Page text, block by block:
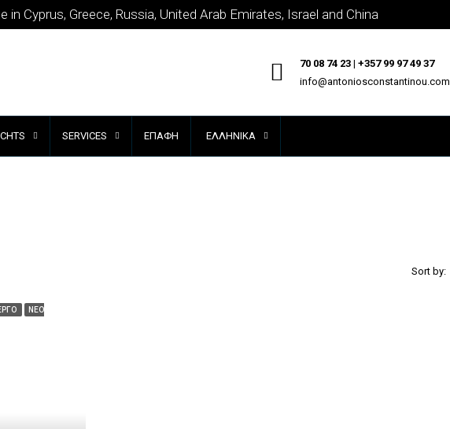
Cyprus, Greece, Russia, United Arab Emirates, Israel and China
70 08 74 23 | +357 99 97 49 37
info@antoniosconstantinou.com
SERVICES ΕΠΑΦΉ ΕΛΛΗΝΙΚΆ
Sort by:
ΝΈΟ